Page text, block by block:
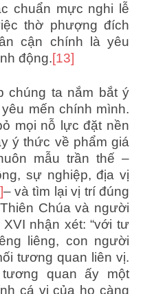
chuẩn mực nghi lễ
thờ phượng đích
cận chính là yêu
động.[13]
chúng ta nắm bắt ý
mến chính mình.
mọi nỗ lực đặt nền
ý thức về phẩm giá
mẫu trần thế –
sự nghiệp, địa vị
– và tìm lại vị trí đúng
Chúa và người
nhận xét: “với tư
liêng, con người
tương quan liên vị.
quan ấy một
cá vị của họ càng